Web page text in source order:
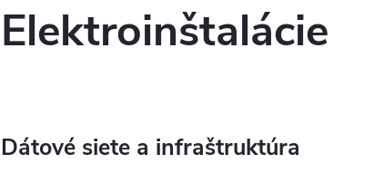
Elektroinštalácie
Dátové siete a infraštruktúra